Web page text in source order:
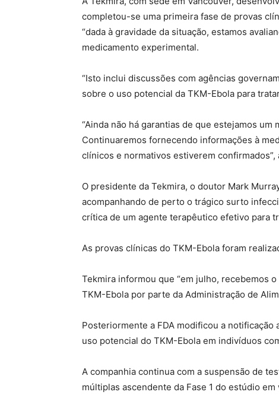
completou-se uma primeira fase de provas
“dada à gravidade da situação, estamos
medicamento experimental.
“Isto inclui discussões com agências
sobre o uso potencial da TKM-Ebola para
“Ainda não há garantias de que estejamos
Continuaremos fornecendo informações à
clínicos e normativos estiverem confirmados”,
O presidente da Tekmira, o doutor Mark
acompanhando de perto o trágico surto
crítica de um agente terapêutico efetivo para
As provas clínicas do TKM-Ebola foram
Tekmira informou que “em julho, recebemos
TKM-Ebola por parte da Administração de
Posteriormente a FDA modificou a notificação
uso potencial do TKM-Ebola em indivíduos
A companhia continua com a suspensão de
múltiplas ascendente da Fase 1 do estúdio